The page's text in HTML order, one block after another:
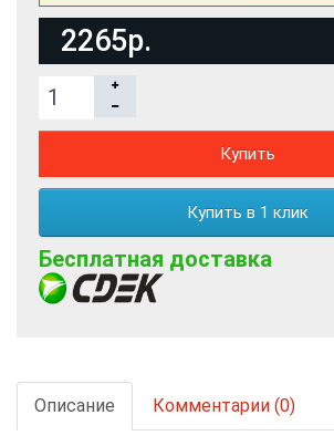
2265р.
Купить
Купить в 1 клик
Бесплатная доставка
Описание Комментарии (0)